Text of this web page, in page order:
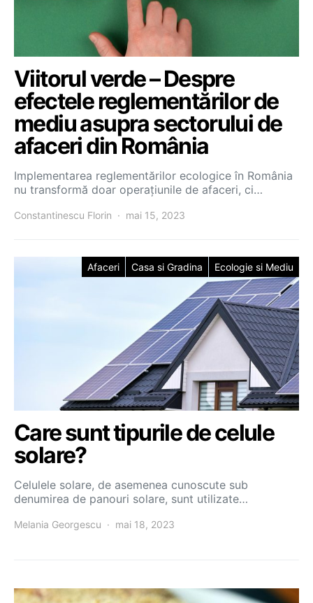
Viitorul verde – Despre
efectele reglementărilor de
mediu asupra sectorului de
afaceri din România
Implementarea reglementărilor ecologice în România
nu transformă doar operațiunile de afaceri, ci…
Constantinescu Florin mai 15, 2023
Afaceri Casa si Gradina Ecologie si Mediu
Care sunt tipurile de celule
solare?
Celulele solare, de asemenea cunoscute sub
denumirea de panouri solare, sunt utilizate…
Melania Georgescu mai 18, 2023